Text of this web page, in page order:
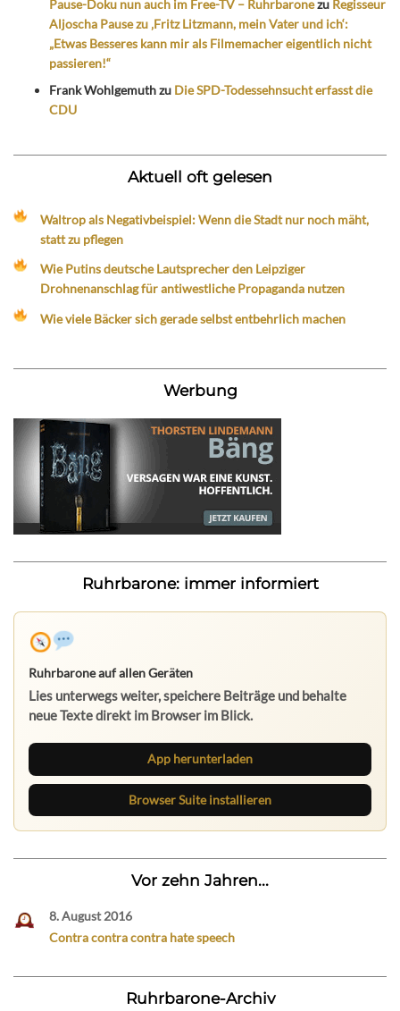
Pause-Doku nun auch im Free-TV – Ruhrbaronezu Regisseur
Aljoscha Pause zu ‚Fritz Litzmann, mein Vater und ich‘:
„Etwas Besseres kann mir als Filmemacher eigentlich nicht
passieren!“
Frank Wohlgemuthzu Die SPD-Todessehnsucht erfasst die
CDU
Aktuell oft gelesen
Waltrop als Negativbeispiel: Wenn die Stadt nur noch mäht,
statt zu pflegen
Wie Putins deutsche Lautsprecher den Leipziger
Drohnenanschlag für antiwestliche Propaganda nutzen
Wie viele Bäcker sich gerade selbst entbehrlich machen
Werbung
Ruhrbarone: immer informiert
Ruhrbarone auf allen Geräten
Lies unterwegs weiter, speichere Beiträge und behalte
neue Texte direkt im Browser im Blick.
App herunterladen
Browser Suite installieren
Vor zehn Jahren...
8. August 2016
Contra contra contra hate speech
Ruhrbarone-Archiv